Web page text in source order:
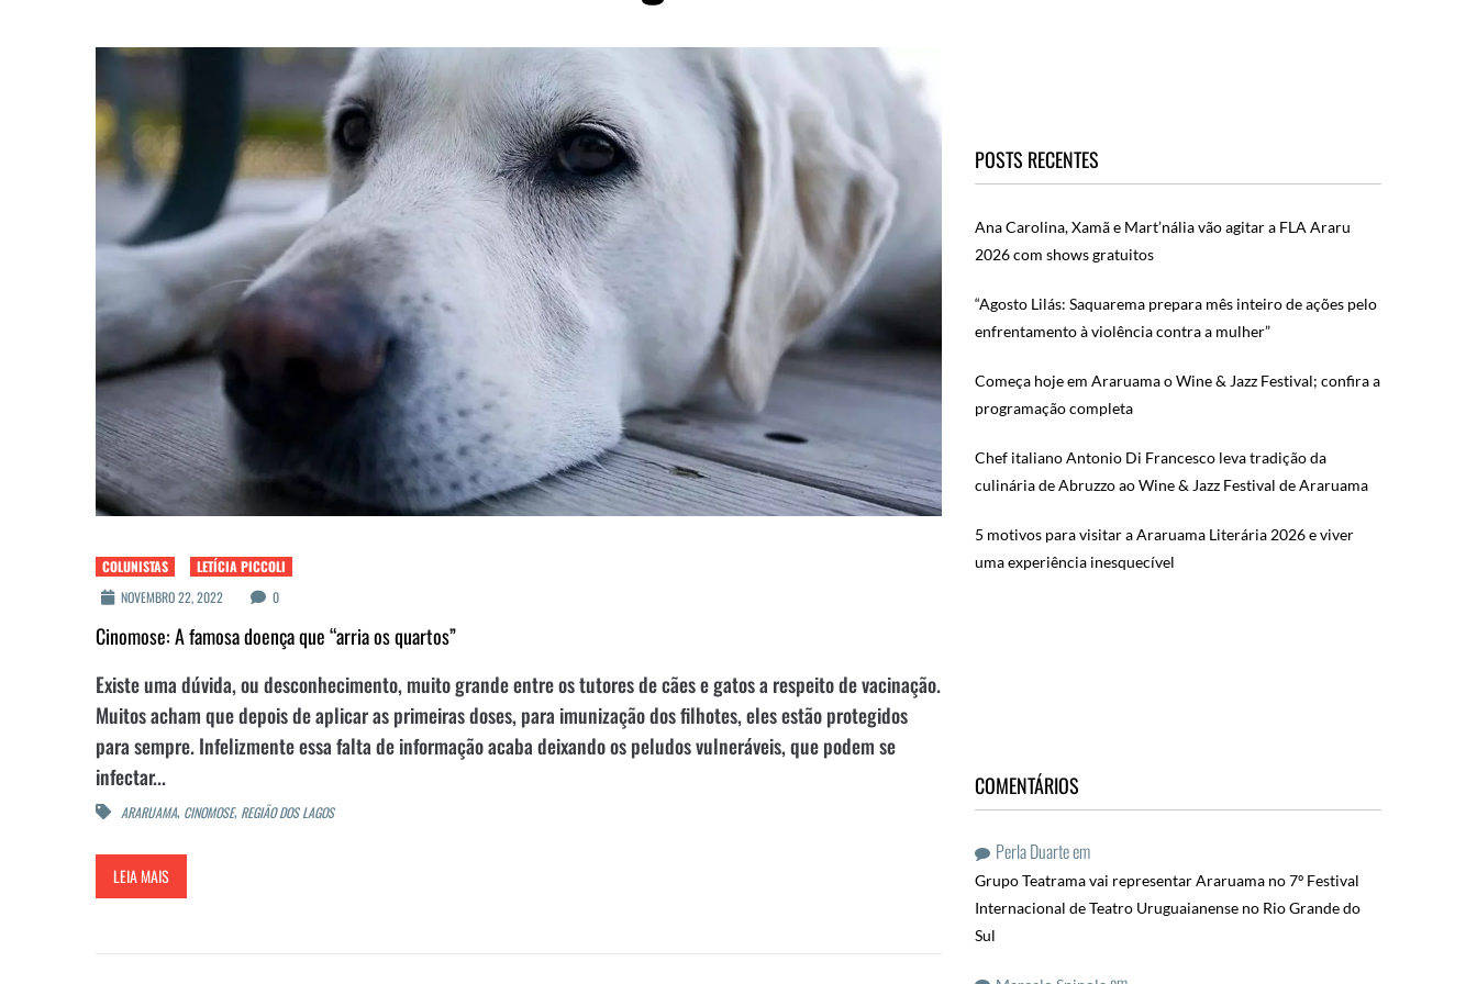
COLUNISTAS
LETÍCIA PICCOLI
NOVEMBRO 22, 2022
0
Cinomose: A famosa doença que “arria os quartos”
Existe uma dúvida, ou desconhecimento, muito grande entre os tutores de cães e gatos a respeito de vacinação.
Muitos acham que depois de aplicar as primeiras doses, para imunização dos filhotes, eles estão protegidos
para sempre. Infelizmente essa falta de informação acaba deixando os peludos vulneráveis, que podem se
infectar...
ARARUAMA, CINOMOSE, REGIÃO DOS LAGOS
LEIA MAIS
POSTS RECENTES
Ana Carolina, Xamã e Mart’nália vão agitar a FLA Araru
2026 com shows gratuitos
“Agosto Lilás: Saquarema prepara mês inteiro de ações pelo
enfrentamento à violência contra a mulher”
Começa hoje em Araruama o Wine & Jazz Festival; confira a
programação completa
Chef italiano Antonio Di Francesco leva tradição da
culinária de Abruzzo ao Wine & Jazz Festival de Araruama
5 motivos para visitar a Araruama Literária 2026 e viver
uma experiência inesquecível
COMENTÁRIOS
Perla Duarteem
Grupo Teatrama vai representar Araruama no 7º Festival
Internacional de Teatro Uruguaianense no Rio Grande do
Sul